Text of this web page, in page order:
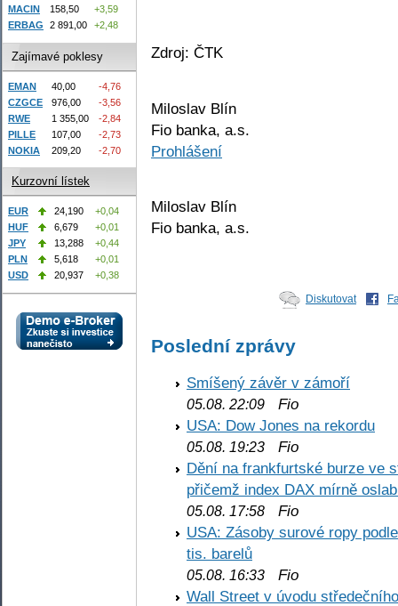
Zdroj: ČTK
Miloslav Blín
Fio banka, a.s.
Prohlášení
Miloslav Blín
Fio banka, a.s.
Diskutovat
Poslední zprávy
Smíšený závěr v zámoří
05.08. 22:09 Fio
USA: Dow Jones na rekordu
05.08. 19:23 Fio
Dění na frankfurtské burze ve
přičemž index DAX mírně
05.08. 17:58 Fio
USA: Zásoby surové ropy
tis. barelů
05.08. 16:33 Fio
Wall Street v úvodu
MACIN
158,50
+3,59
ERBAG
2 891,00 +2,48
Zajímavé poklesy
EMAN 40,00
-4,76
CZGCE
976,00
-3,56
RWE
1 355,00
-2,84
PILLE
107,00
-2,73
NOKIA
209,20 -2,70
Kurzovní lístek
EUR 24,190
+0,04
HUF
6,679
+0,01
JPY
13,288
+0,44
PLN
5,618
+0,01
USD
20,937 +0,38